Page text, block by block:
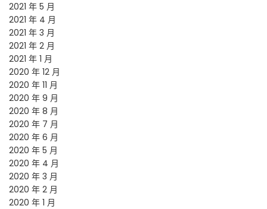
2021 年 5 月
2021 年 4 月
2021 年 3 月
2021 年 2 月
2021 年 1 月
2020 年 12 月
2020 年 11 月
2020 年 9 月
2020 年 8 月
2020 年 7 月
2020 年 6 月
2020 年 5 月
2020 年 4 月
2020 年 3 月
2020 年 2 月
2020 年 1 月